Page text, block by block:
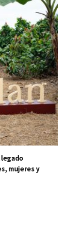
legado
mujeres y